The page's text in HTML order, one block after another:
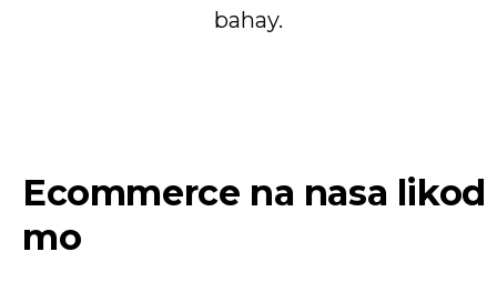
bahay.
Ecommerce na nasa likod
mo